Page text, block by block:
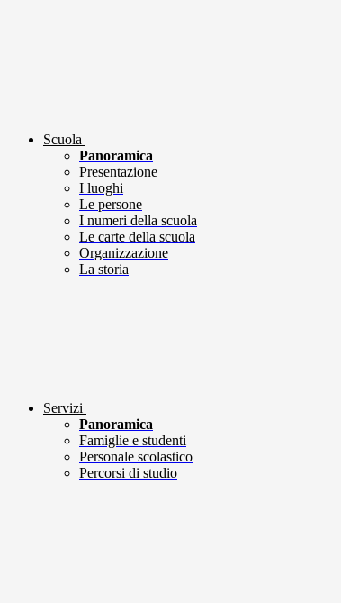
Scuola
Panoramica
Presentazione
I luoghi
Le persone
I numeri della scuola
Le carte della scuola
Organizzazione
La storia
Servizi
Panoramica
Famiglie e studenti
Personale scolastico
Percorsi di studio